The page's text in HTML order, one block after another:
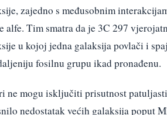
zajedno s međusobnim
alfe. Tim smatra da je 3C 297
u kojoj jedna galaksija povlači i
fosilnu grupu ikad pronađenu.
ne mogu isključiti prisutnost
nedostatak većih galaksija poput